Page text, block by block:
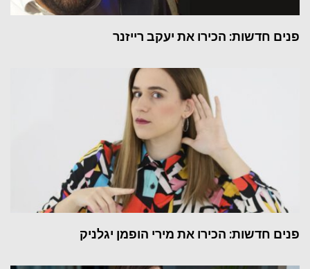
פנים חדשות: הכירו את יעקב רייזנר
פנים חדשות: הכירו את מירי הופמן יגלניק